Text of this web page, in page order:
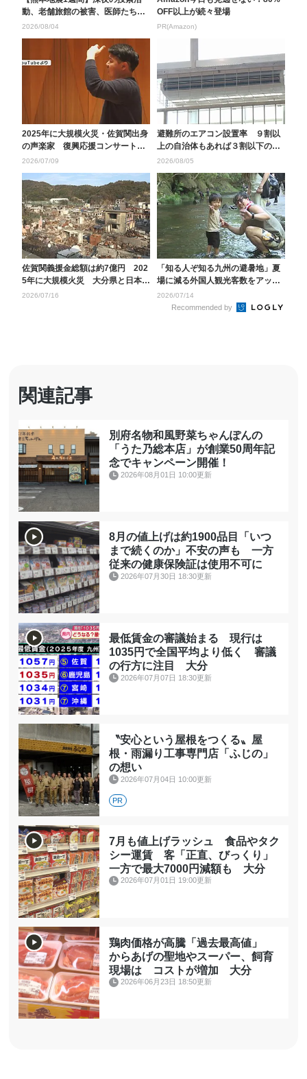
動、老舗旅館の被害、医師たちの
奮闘… TOS記者が...
2026/08/04
OFF以上が続々登場
PR(Amazon)
2025年に大規模火災・佐賀関出身
の声楽家 復興応援コンサート
「音楽の力で地元を...
2026/07/09
避難所のエアコン設置率 ９割以
上の自治体もあれば３割以下の市
も 大分県内の市町村...
2026/08/05
佐賀関義援金総額は約7億円 202
5年に大規模火災 大分県と日本赤
十字社県支部な...
2026/07/16
「知る人ぞ知る九州の避暑地」夏
場に減る外国人観光客数をアップ
へ おんせん県が“涼...
2026/07/14
Recommended by
関連記事
別府名物和風野菜ちゃんぽんの
「うた乃総本店」が創業50周年記
念でキャンペーン開催！
2026年08月01日 10:00更新
8月の値上げは約1900品目「いつ
まで続くのか」不安の声も 一方
従来の健康保険証は使用不可に
2026年07月30日 18:30更新
最低賃金の審議始まる 現行は
1035円で全国平均より低く 審議
の行方に注目 大分
2026年07月07日 18:30更新
〝安心という屋根をつくる〟屋
根・雨漏り工事専門店「ふじの」
の想い
2026年07月04日 10:00更新
PR
7月も値上げラッシュ 食品やタク
シー運賃 客「正直、びっくり」
一方で最大7000円減額も 大分
2026年07月01日 19:00更新
鶏肉価格が高騰「過去最高値」
からあげの聖地やスーパー、飼育
現場は コストが増加 大分
2026年06月23日 18:50更新